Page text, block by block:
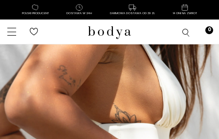
POLSKI PRODUCENT DOSTAWA W 24H DARMOWA DOSTAWA OD 39 ZŁ 14 DNI NA ZWROT